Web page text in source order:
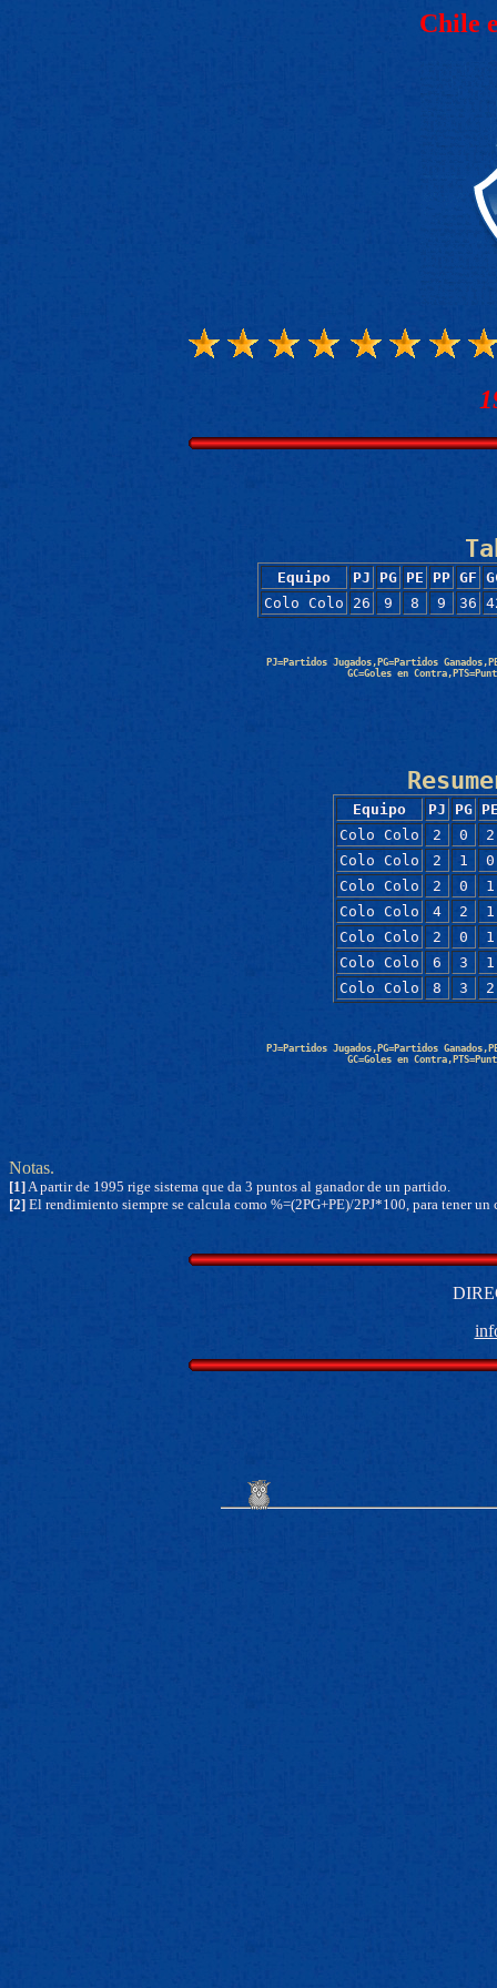
Chile
Equipo PJ PG PE PP GF
Colo Colo
26 9 8 9 36
PJ=Partidos Jugados,PG=Partidos
GC=Goles en
Equipo PJ PG
Colo Colo
2 0
2
Colo Colo
2 1
0
Colo Colo
2 0
1
Colo Colo
4 2
1
Colo Colo
2 0
1
Colo Colo
6 3
1
Colo Colo
8 3 2
PJ=Partidos Jugados,PG=Partidos
GC=Goles en
Notas.
[1] A partir de 1995 rige sistema que da 3 puntos al ganador de un partido.
[2] El rendimiento siempre se calcula como %=(2PG+PE)/2PJ*100, para tener